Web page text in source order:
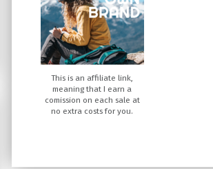
This is an affiliate link,
meaning that I earn a
comission on each sale at
no extra costs for you.